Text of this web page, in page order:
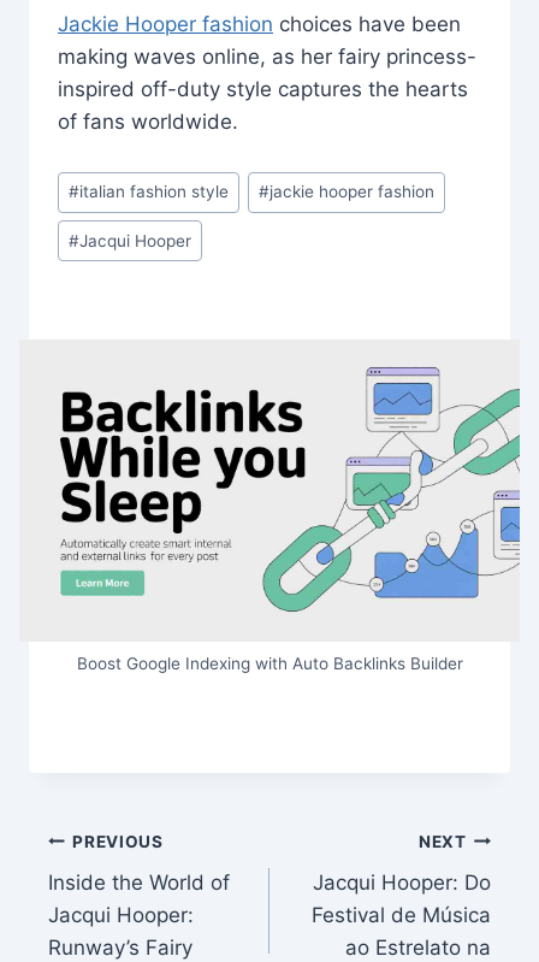
Jackie Hooper fashion choices have been
making waves online, as her fairy princess-
inspired off-duty style captures the hearts
of fans worldwide.
Post
Tags:
#italian fashion style #jackie hooper fashion
#Jacqui Hooper
Boost Google Indexing with Auto Backlinks Builder
Post
navigation
PREVIOUS
Inside the World of
Jacqui Hooper:
Runway’s Fairy
NEXT
Jacqui Hooper: Do
Festival de Música
ao Estrelato na